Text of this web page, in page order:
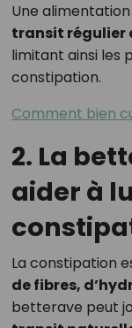
Une
transit régulier
limitant ainsi les
constipation.
Comment bien
2. La
aider à
La constipation
de fibres,
betterave peut